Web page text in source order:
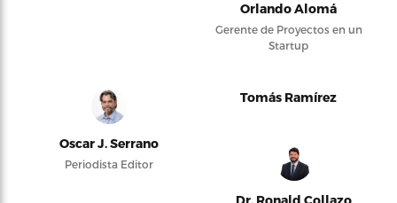
Orlando Alomá
Gerente de Proyectos en un
Startup
Oscar J. Serrano
Periodista Editor
Tomás Ramírez
Dr. Ronald Collazo